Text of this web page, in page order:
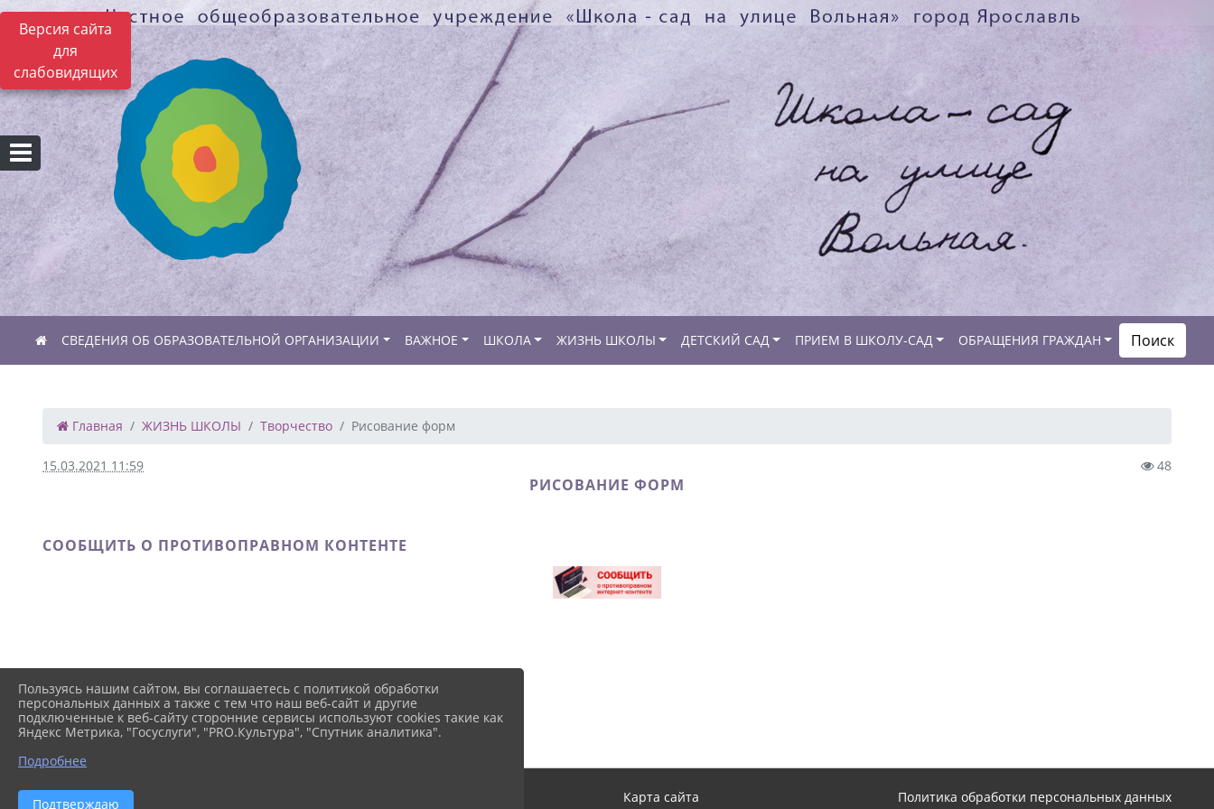
Версия сайта
для
слабовидящих
СВЕДЕНИЯ ОБ ОБРАЗОВАТЕЛЬНОЙ ОРГАНИЗАЦИИ ВАЖНОЕ ШКОЛА ЖИЗНЬ ШКОЛЫ ДЕТСКИЙ САД ПРИЕМ В ШКОЛУ-САД ОБРАЩЕНИЯ ГРАЖДАН Поиск
Главная ЖИЗНЬ ШКОЛЫ Творчество Рисование форм
15.03.2021 11:59 48
РИСОВАНИЕ ФОРМ
СООБЩИТЬ О ПРОТИВОПРАВНОМ КОНТЕНТЕ
2026 г. yarwald-school.ru Карта сайта Политика обработки персональных данных
Пользуясь нашим сайтом, вы соглашаетесь с политикой обработки
персональных данных а также с тем что наш веб-сайт и другие
подключенные к веб-сайту сторонние сервисы используют cookies такие как
Яндекс Метрика, "Госуслуги", "PRO.Культура", "Спутник аналитика".
Подробнее
Подтверждаю